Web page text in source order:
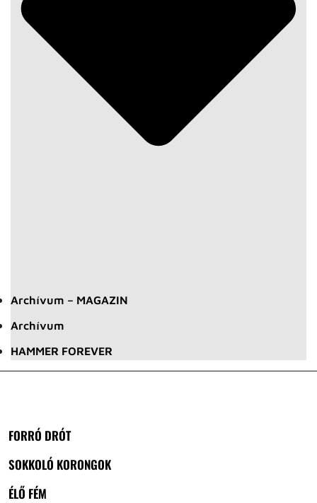
Archívum – MAGAZIN
Archívum
HAMMER FOREVER
FORRÓ DRÓT
SOKKOLÓ KORONGOK
ÉLŐ FÉM